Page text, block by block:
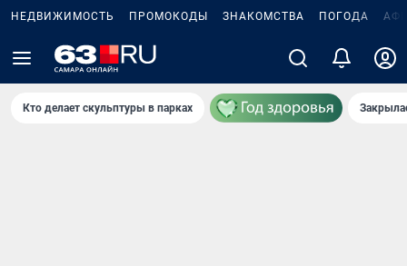
НЕДВИЖИМОСТЬ ПРОМОКОДЫ ЗНАКОМСТВА ПОГОДА
Кто делает скульптуры в парках